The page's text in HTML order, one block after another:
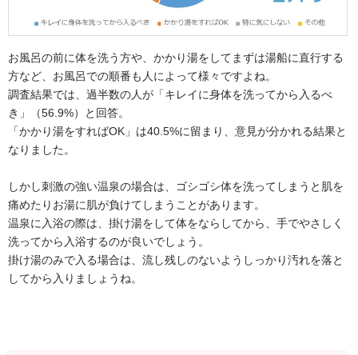
お風呂の前に体を洗う方や、かかり湯をしてまずは湯船に直行する
方など、お風呂での順番も人によって様々ですよね。
調査結果では、過半数の人が「キレイに身体を洗ってから入るべ
き」（56.9%）と回答。
「かかり湯をすればOK」は40.5%に留まり、意見が分かれる結果と
なりました。
しかし刺激の強い温泉の場合は、ゴシゴシ体を洗ってしまうと肌を
痛めたりお湯に肌が負けてしまうことがあります。
温泉に入浴の際は、掛け湯をして体をならしてから、手でやさしく
洗ってから入浴するのが良いでしょう。
掛け湯のみで入る場合は、流し残しのないようしっかり汚れを落と
してから入りましょうね。